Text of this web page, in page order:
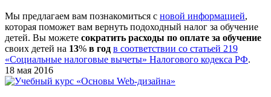
Мы предлагаем вам познакомиться с новой информацией,
которая поможет вам вернуть подоходный налог за обучение
детей. Вы можете сократить расходы по оплате за обучение
своих детей на 13% в год в соответствии со статьей 219
«Социальные налоговые вычеты» Налогового кодекса РФ.
18 мая 2016